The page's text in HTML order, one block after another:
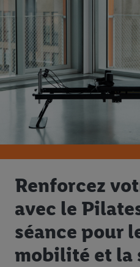
Renforcez
avec le
séance pour
mobilité et la